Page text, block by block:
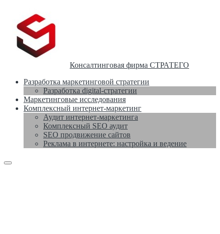
Консалтинговая фирма СТРАТЕГО
Разработка маркетинговой стратегии
Разработка digital-стратегии
Маркетинговые исследования
Комплексный интернет-маркетинг
Аудит интернет-маркетинга
Комплексный SEO аудит
SEO продвижение сайтов
Реклама в интернете: настройка и ведение